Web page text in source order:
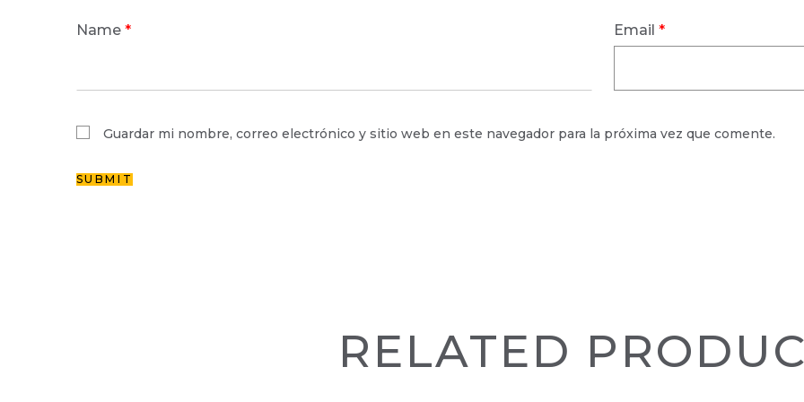
Name * Email *
Guardar mi nombre, correo electrónico y sitio web en este navegador para la próxima vez que comente.
RELATED